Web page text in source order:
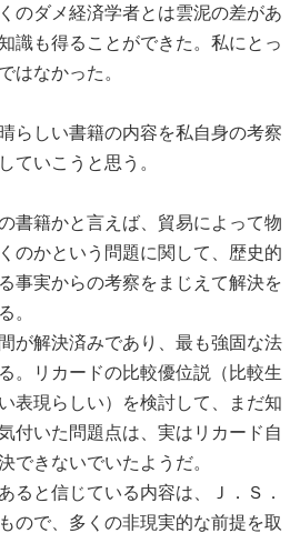
のダメ経済学者とは雲泥の差があ
識も得ることができた。私にとっ
はなかった。
らしい書籍の内容を私自身の考察
ていこうと思う。
書籍かと言えば、貿易によって物
のかという問題に関して、歴史的
事実からの考察をまじえて解決を
。
が解決済みであり、最も強固な法
。リカードの比較優位説（比較生
表現らしい）を検討して、まだ知
付いた問題点は、実はリカード自
できないでいたようだ。
ると信じている内容は、Ｊ．Ｓ．
ので、多くの非現実的な前提を取